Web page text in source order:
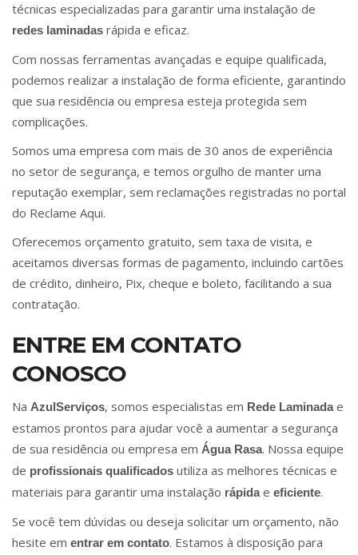
técnicas especializadas para garantir uma instalação de
redes laminadas rápida e eficaz.
Com nossas ferramentas avançadas e equipe qualificada,
podemos realizar a instalação de forma eficiente, garantindo
que sua residência ou empresa esteja protegida sem
complicações.
Somos uma empresa com mais de 30 anos de experiência
no setor de segurança, e temos orgulho de manter uma
reputação exemplar, sem reclamações registradas no portal
do Reclame Aqui.
Oferecemos orçamento gratuito, sem taxa de visita, e
aceitamos diversas formas de pagamento, incluindo cartões
de crédito, dinheiro, Pix, cheque e boleto, facilitando a sua
contratação.
ENTRE EM CONTATO
CONOSCO
Na AzulServiços, somos especialistas em Rede Laminadae
estamos prontos para ajudar você a aumentar a segurança
de sua residência ou empresa em Água Rasa. Nossa equipe
de profissionais qualificados utiliza as melhores técnicas e
materiais para garantir uma instalação rápidae eficiente.
Se você tem dúvidas ou deseja solicitar um orçamento, não
hesite em entrar em contato. Estamos à disposição para